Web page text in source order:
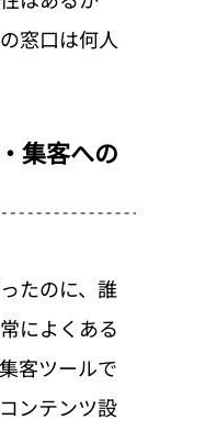
窓口は何人
集客への
たのに、誰
によくある
客ツールで
ンテンツ設